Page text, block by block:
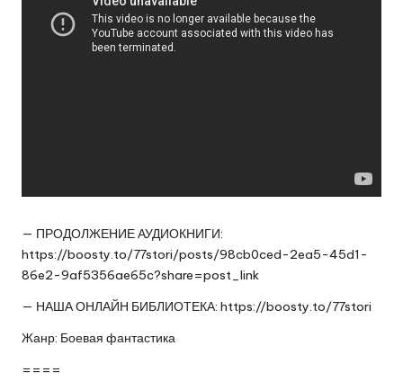
— ПРОДОЛЖЕНИЕ АУДИОКНИГИ:
https://boosty.to/77stori/posts/98cb0ced-2ea5-45d1-
86e2-9af5356ae65c?share=post_link
— НАША ОНЛАЙН БИБЛИОТЕКА: https://boosty.to/77stori
Жанр: Боевая фантастика
====